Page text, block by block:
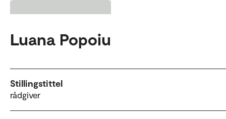
Luana Popoiu
Stillingstittel
rådgiver